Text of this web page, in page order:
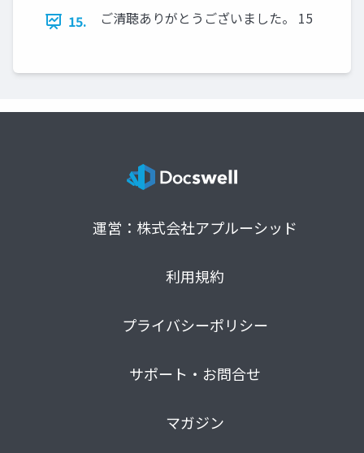
15.
ご清聴ありがとうございました。 15
運営：株式会社アプルーシッド
利用規約
プライバシーポリシー
サポート・お問合せ
マガジン